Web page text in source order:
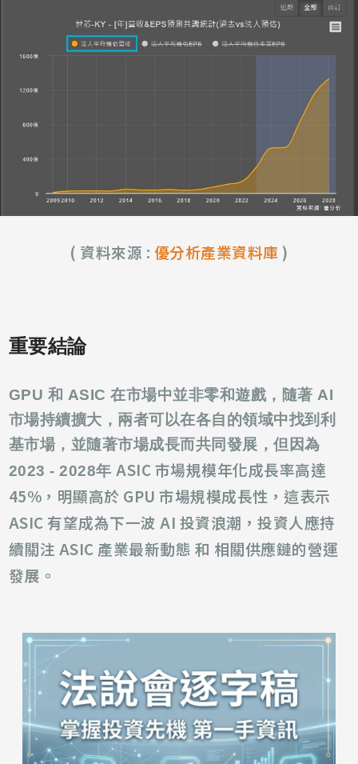
( 資料來源 : 優分析產業資料庫 )
重要結論
GPU 和 ASIC 在市場中並非零和遊戲，隨著 AI
市場持續擴大，兩者可以在各自的領域中找到利
基市場，並隨著市場成長而共同發展，但因為
2023 - 2028年 ASIC 市場規模年化成長率高達
45%，明顯高於 GPU 市場規模成長性，這表示
ASIC 有望成為下一波 AI 投資浪潮，投資人應持
續關注 ASIC 產業最新動態 和 相關供應鏈的營運
發展。